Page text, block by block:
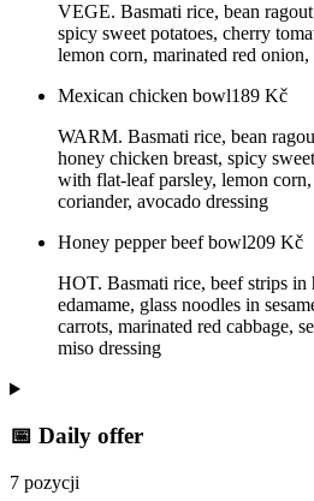
VEGE. Basmati rice, bean
spicy sweet potatoes, cherry
lemon corn, marinated red
Mexican chicken bowl189 Kč
WARM. Basmati rice, bean
honey chicken breast, spicy
with flat-leaf parsley, lemon
coriander, avocado dressing
Honey pepper beef bowl209 Kč
HOT. Basmati rice, beef strips in
edamame, glass noodles in
carrots, marinated red cabbage,
miso dressing
📅 Daily offer
7 pozycji